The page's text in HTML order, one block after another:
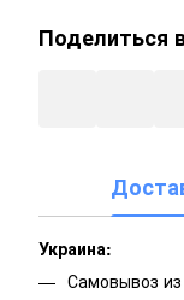
Поделиться
Украина:
Самовывоз